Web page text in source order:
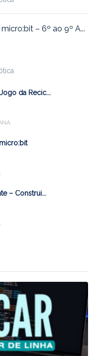
– 6º ao 9º A...
da Recic...
– Construi...